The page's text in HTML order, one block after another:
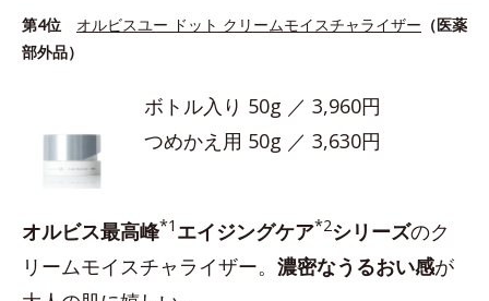
第4位 オルビスユー ドット クリームモイスチャライザー （医薬
部外品）
ボトル入り 50g ／ 3,960円
つめかえ用 50g ／ 3,630円
オルビス最高峰*1 エイジングケア*2シリーズのク
リームモイスチャライザー。 濃密なうるおい感が